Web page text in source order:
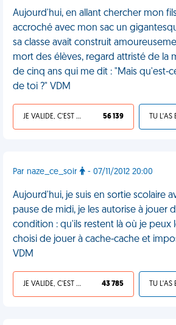
Aujourd'hui, en allant chercher mon
accroché avec mon sac un
sa classe avait construit
mort des élèves, regard attristé de la
de cinq ans qui me dit : "Mais qu'est-
de toi ?" VDM
JE VALIDE, C'EST UNE VDM 56 139
Par naze_ce_soir - 07/11/2012 20:00
Aujourd'hui, je suis en sortie scolaire
pause de midi, je les autorise à jouer
condition : qu'ils restent là où je peux
choisi de jouer à cache-cache et
VDM
JE VALIDE, C'EST UNE VDM 43 785